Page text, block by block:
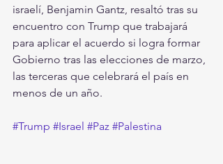
israelí, Benjamin Gantz, resaltó tras su
encuentro con Trump que trabajará
para aplicar el acuerdo si logra formar
Gobierno tras las elecciones de marzo,
las terceras que celebrará el país en
menos de un año.
#Trump #Israel #Paz #Palestina